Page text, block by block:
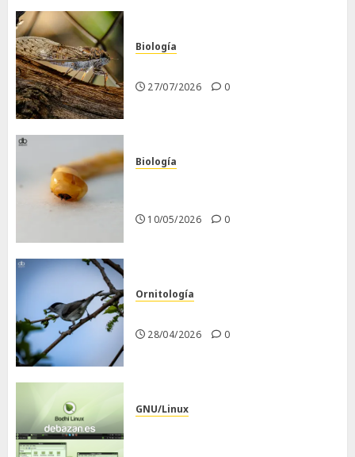
Biología
27/07/2026 0
Biología
10/05/2026 0
Ornitología
28/04/2026 0
GNU/Linux